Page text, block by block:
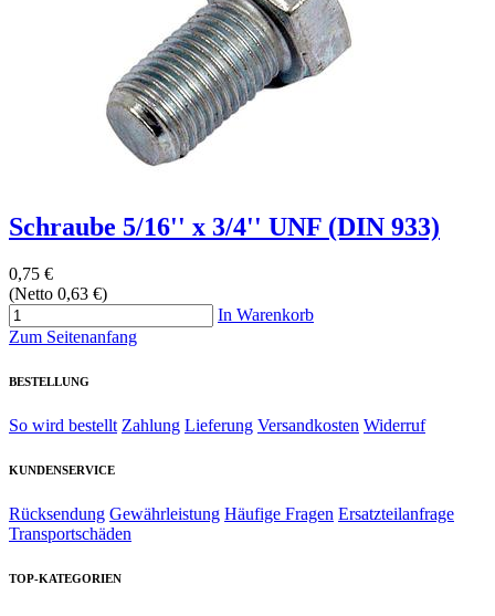
Schraube 5/16'' x 3/4'' UNF (DIN 933)
0,75 €
(Netto 0,63 €)
In Warenkorb
Zum Seitenanfang
BESTELLUNG
So wird bestellt Zahlung Lieferung Versandkosten Widerruf
KUNDENSERVICE
Rücksendung Gewährleistung Häufige Fragen Ersatzteilanfrage
Transportschäden
TOP-KATEGORIEN